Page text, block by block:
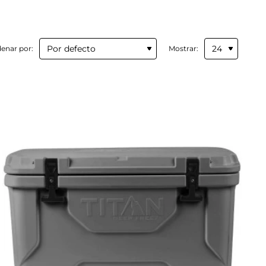
por: Mostrar: